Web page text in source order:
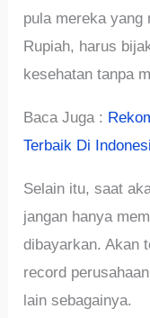
pula mereka
Rupiah, harus
kesehatan tanpa
Baca Juga :
Terbaik Di
Selain itu, saat
jangan hanya
dibayarkan. Akan
record
lain sebagainya.